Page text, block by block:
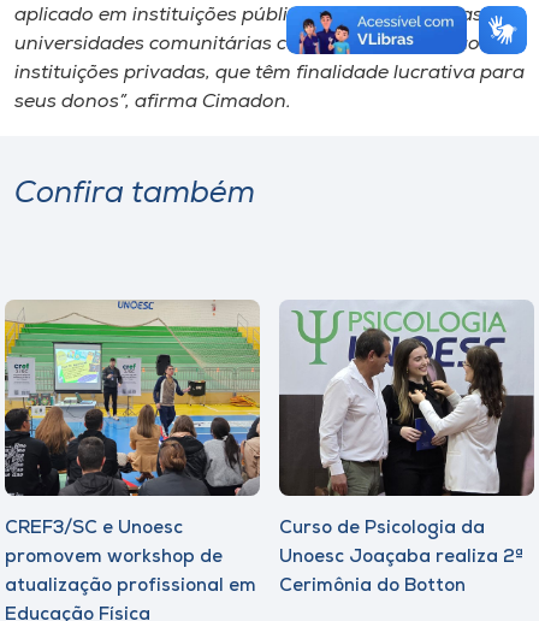
aplicado em instituições públicas, que é o caso das
universidades comunitárias como a Unoesc, e não em
instituições privadas, que têm finalidade lucrativa para
seus donos”, afirma Cimadon.
Confira também
CREF3/SC e Unoesc
promovem workshop de
atualização profissional em
Educação Física
Curso de Psicologia da
Unoesc Joaçaba realiza 2ª
Cerimônia do Botton